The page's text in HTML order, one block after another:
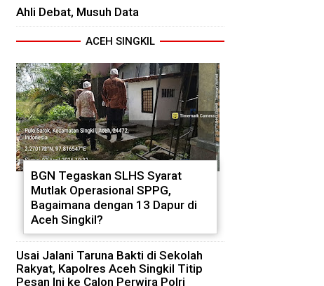
Ahli Debat, Musuh Data
ACEH SINGKIL
BGN Tegaskan SLHS Syarat
Mutlak Operasional SPPG,
Bagaimana dengan 13 Dapur di
Aceh Singkil?
Usai Jalani Taruna Bakti di Sekolah
Rakyat, Kapolres Aceh Singkil Titip
Pesan Ini ke Calon Perwira Polri